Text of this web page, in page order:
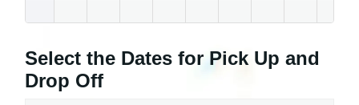
Select the Dates for Pick Up and
Drop Off